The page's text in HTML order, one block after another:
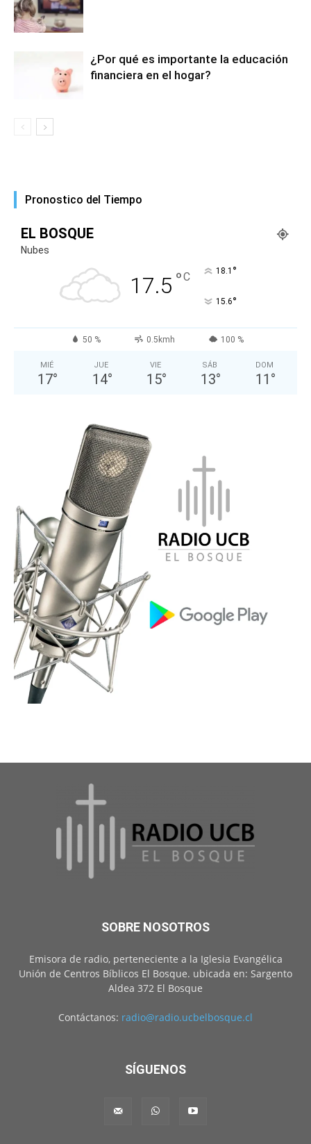
¿Por qué es importante la educación
financiera en el hogar?
Pronostico del Tiempo
EL BOSQUE
Nubes
17.5 °C 18.1 °
15.6°
50 % 0.5kmh 100 %
MIÉ
17°
JUE
14°
VIE
15°
SÁB
13°
DOM
11 °
SOBRE NOSOTROS
Emisora de radio, perteneciente a la Iglesia Evangélica
Unión de Centros Bíblicos El Bosque. ubicada en: Sargento
Aldea 372 El Bosque
Contáctanos: radio@radio.ucbelbosque.cl
SÍGUENOS